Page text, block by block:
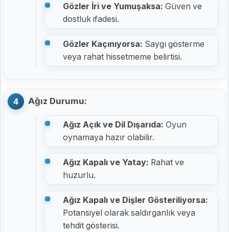
Gözler İri ve Yumuşaksa: Güven ve
dostluk ifadesi.
Gözler Kaçınıyorsa: Saygı gösterme
veya rahat hissetmeme belirtisi.
Ağız Durumu:
Ağız Açık ve Dil Dışarıda: Oyun
oynamaya hazır olabilir.
Ağız Kapalı ve Yatay: Rahat ve
huzurlu.
Ağız Kapalı ve Dişler Gösteriliyorsa:
Potansiyel olarak saldırganlık veya
tehdit gösterisi.